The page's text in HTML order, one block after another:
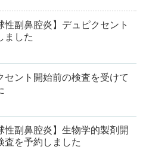
性副鼻腔炎】デュピクセント
ました
セント開始前の検査を受けて
性副鼻腔炎】生物学的製剤開
査を予約しました